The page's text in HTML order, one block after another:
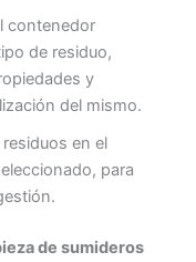
contenedor
de residuo,
y
del mismo.
en el
para
de sumideros